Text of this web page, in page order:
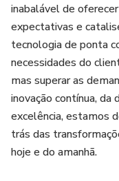
inabalável de
expectativas e
tecnologia de ponta
necessidades do
mas superar as
inovação contínua, da
excelência, estamos
trás das
hoje e do amanhã.